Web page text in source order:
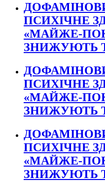
ПСИХІЧНЕ
«МАЙЖЕ-
ЗНИЖУЮТЬ
ПСИХІЧНЕ
«МАЙЖЕ-
ЗНИЖУЮТЬ
ПСИХІЧНЕ
«МАЙЖЕ-
ЗНИЖУЮТЬ